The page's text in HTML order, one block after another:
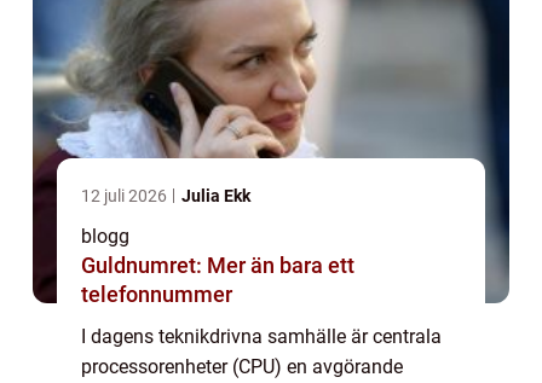
12 juli 2026 Julia Ekk
blogg
Guldnumret: Mer än bara ett
telefonnummer
I dagens teknikdrivna samhälle är centrala
processorenheter (CPU) en avgörande